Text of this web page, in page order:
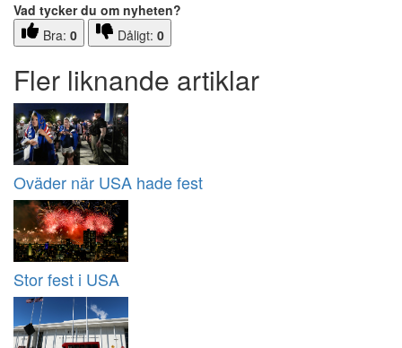
Vad tycker du om nyheten?
Bra: 0 Dåligt: 0
Fler liknande artiklar
Oväder när USA hade fest
Stor fest i USA